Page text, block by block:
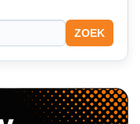
ZOEK